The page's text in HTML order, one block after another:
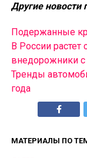
Другие новости
Подержанные
В России
внедорожники
Тренды
года
МАТЕРИАЛЫ ПО